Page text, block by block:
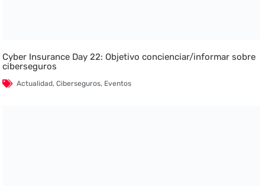
Cyber Insurance Day 22: Objetivo concienciar/informar sobre
ciberseguros
Actualidad,Ciberseguros, Eventos